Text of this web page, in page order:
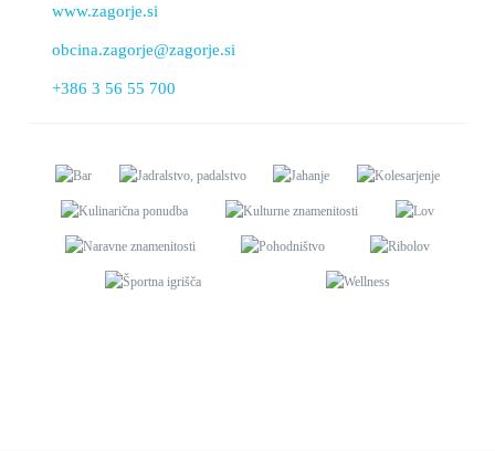
www.zagorje.si
obcina.zagorje@zagorje.si
+386 3 56 55 700